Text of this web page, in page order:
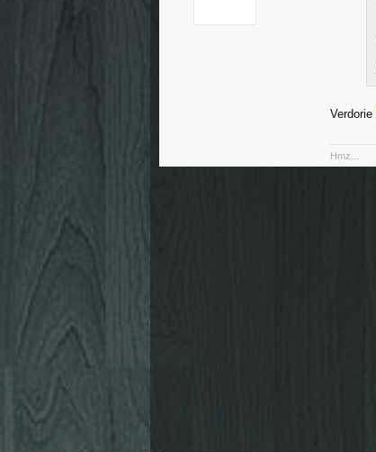
Verdorie
Hmz...